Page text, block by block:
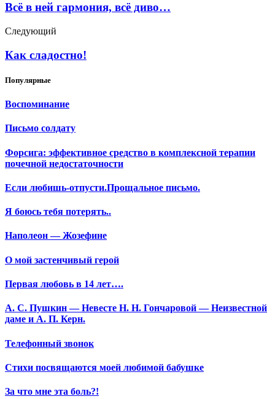
Всё в ней гармония, всё диво…
Следующий
Как сладостно!
Популярные
Воспоминание
Письмо солдату
Форсига: эффективное средство в комплексной терапии
почечной недостаточности
Если любишь-отпусти.Прощальное письмо.
Я боюсь тебя потерять..
Наполеон — Жозефине
О мой застенчивый герой
Первая любовь в 14 лет….
А. С. Пушкин — Невесте Н. Н. Гончаровой — Неизвестной
даме и А. П. Керн.
Телефонный звонок
Стихи посвящаются моей любимой бабушке
За что мне эта боль?!